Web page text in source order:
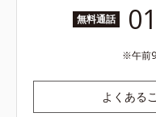
無料通話
午前
よくある